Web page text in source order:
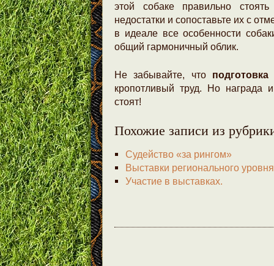
этой собаке правильно
недостатки и сопоставьте их с
в идеале все особенности
общий гармоничный облик.
Не забывайте, что
кропотливый труд. Но награда
стоят!
Похожие записи из
Судейство «за рингом»
Выставки регионального
Участие в выставках.